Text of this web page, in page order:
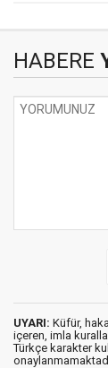
HABERE
UYARI: Küfür,
içeren, imla
Türkçe karakter